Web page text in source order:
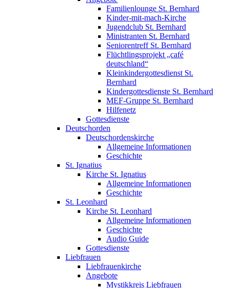
Familienlounge St. Bernhard
Kinder-mit-mach-Kirche
Jugendclub St. Bernhard
Ministranten St. Bernhard
Seniorentreff St. Bernhard
Flüchtlingsprojekt „café
deutschland“
Kleinkindergottesdienst St.
Bernhard
Kindergottesdienste St. Bernhard
MEF-Gruppe St. Bernhard
Hilfenetz
Gottesdienste
Deutschorden
Deutschordenskirche
Allgemeine Informationen
Geschichte
St. Ignatius
Kirche St. Ignatius
Allgemeine Informationen
Geschichte
St. Leonhard
Kirche St. Leonhard
Allgemeine Informationen
Geschichte
Audio Guide
Gottesdienste
Liebfrauen
Liebfrauenkirche
Angebote
Mystikkreis Liebfrauen